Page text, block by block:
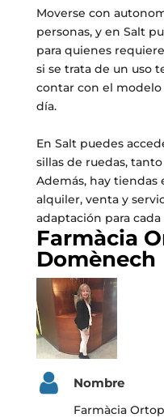
Moverse con
personas, y en Salt
para quienes
si se trata de un uso
contar con el modelo
día.
En Salt puedes
sillas de ruedas,
Además, hay tiendas
alquiler, venta y
adaptación para cada
Farmàcia
Domènech
Nombre
Farmàcia